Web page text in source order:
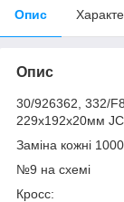
Опис
Опис
30/926362, 332/
229х192х20мм
Заміна кожні
№9 на схемі
Кросс: